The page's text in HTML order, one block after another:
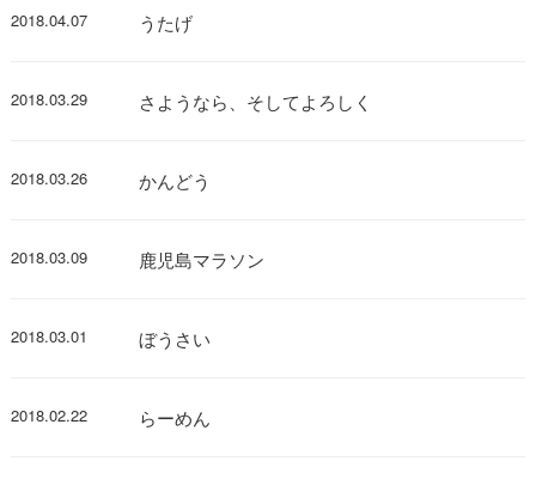
2018.04.07 うたげ
2018.03.29 さようなら、そしてよろしく
2018.03.26 かんどう
2018.03.09 鹿児島マラソン
2018.03.01 ぼうさい
2018.02.22 らーめん